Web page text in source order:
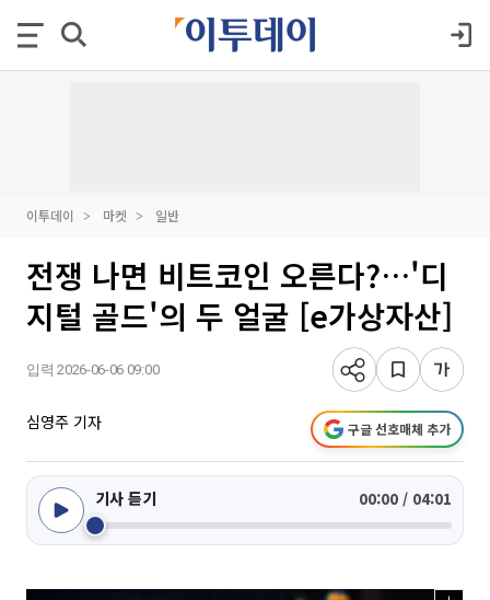
이투데이 마켓 일반
전쟁 나면 비트코인 오른다?…'디
지털 골드'의 두 얼굴 [e가상자산]
입력 2026-06-06 09:00
심영주 기자 구글 선호매체 추가
기사 듣기 00:00 / 04:01